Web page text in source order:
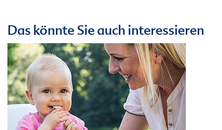
Das könnte Sie auch interessieren